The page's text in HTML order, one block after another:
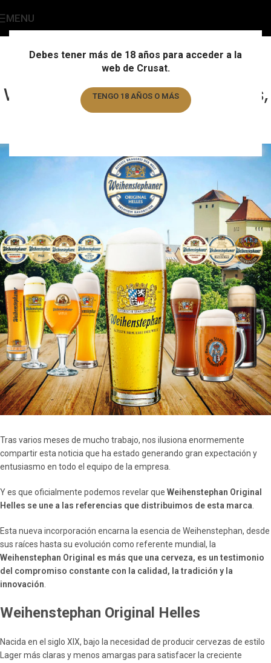
Debes tener más de 18 años para acceder a la
web de Crusat.
TENGO 18 AÑOS O MÁS
MENU Blog Cervecero
Weihenstephan Original Helles,
Ya En Crusat
Tras varios meses de mucho trabajo, nos ilusiona enormemente
compartir esta noticia que ha estado generando gran expectación y
entusiasmo en todo el equipo de la empresa.
Y es que oficialmente podemos revelar que Weihenstephan Original
Helles se une a las referencias que distribuimos de esta marca.
Esta nueva incorporación encarna la esencia de Weihenstephan, desde
sus raíces hasta su evolución como referente mundial, la
Weihenstephan Original es más que una cerveza, es un testimonio
del compromiso constante con la calidad, la tradición y la
innovación.
Weihenstephan Original Helles
Nacida en el siglo XIX, bajo la necesidad de producir cervezas de estilo
Lager más claras y menos amargas para satisfacer la creciente